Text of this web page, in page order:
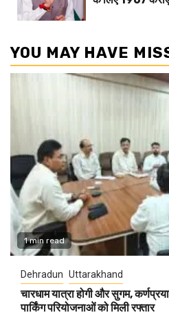
YOU MAY HAVE
1 min read
Dehradun Uttarakhand
चारधाम यात्रा होगी और सुगम,
पार्किंग परियोजनाओं को मिली रफ्तार